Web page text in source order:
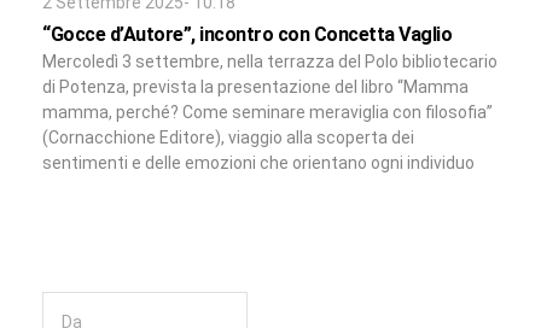
“Gocce d’Autore”, incontro con Concetta Vaglio
Mercoledì 3 settembre, nella terrazza del Polo bibliotecario
di Potenza, prevista la presentazione del libro “Mamma
mamma, perché? Come seminare meraviglia con filosofia”
(Cornacchione Editore), viaggio alla scoperta dei
sentimenti e delle emozioni che orientano ogni individuo